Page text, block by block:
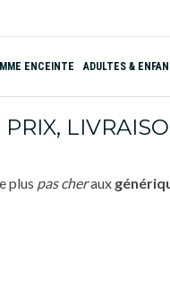
ENCEINTE ADULTES &
plus pas cheraux